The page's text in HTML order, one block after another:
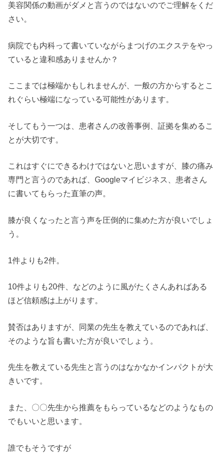
美容関係の動画がダメと言うのではないのでご理解をくだ
さい。
病院でも内科って書いていながらまつげのエクステをやっ
ていると違和感ありませんか？
ここまでは極端かもしれませんが、一般の方からするとこ
れぐらい極端になっている可能性があります。
そしてもう一つは、患者さんの改善事例、証拠を集めるこ
とが大切です。
これはすぐにできるわけではないと思いますが、膝の痛み
専門と言うのであれば、Googleマイビジネス、患者さん
に書いてもらった直筆の声。
膝が良くなったと言う声を圧倒的に集めた方が良いでしょ
う。
1件よりも2件。
10件よりも20件、などのように風がたくさんあればある
ほど信頼感は上がります。
賛否はありますが、同業の先生を教えているのであれば、
そのような旨も書いた方が良いでしょう。
先生を教えている先生と言うのはなかなかインパクトが大
きいです。
また、〇〇先生から推薦をもらっているなどのようなもの
でもいいと思います。
誰でもそうですが